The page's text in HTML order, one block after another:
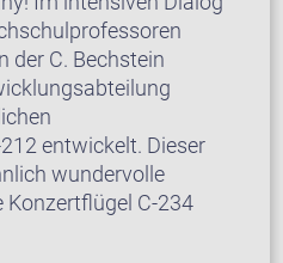
der C. Bechstein
entwickelt. Dieser
wundervolle
Konzertflügel C-234